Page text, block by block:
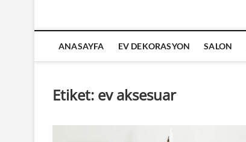
ANASAYFA EV DEKORASYON SALON
Etiket: ev aksesuar